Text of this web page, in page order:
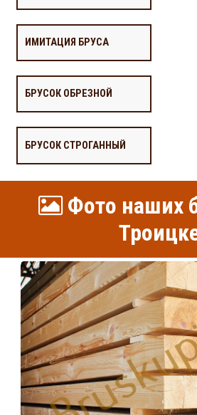
ИМИТАЦИЯ БРУСА
БРУСОК ОБРЕЗНОЙ
БРУСОК СТРОГАННЫЙ
Фото наших